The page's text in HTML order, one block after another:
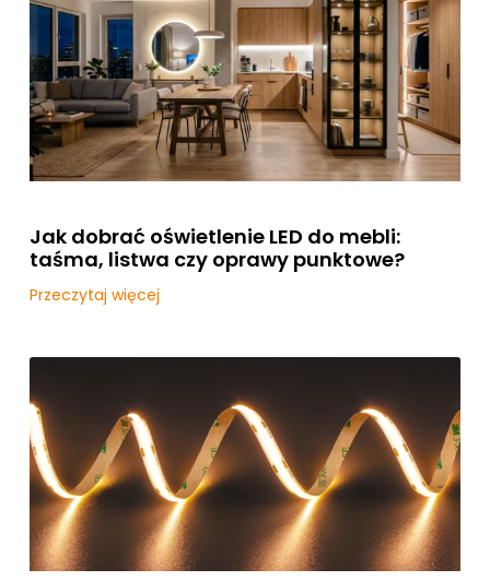
Jak dobrać oświetlenie LED do mebli:
taśma, listwa czy oprawy punktowe?
Przeczytaj więcej